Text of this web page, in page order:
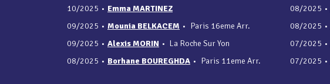
10/2025 • Emma MARTINEZ
09/2025 • Mounia BELKACEM • Paris 16eme Arr.
09/2025 • Alexis MORIN • La Roche Sur Yon
08/2025 • Borhane BOUREGHDA • Paris 11eme Arr.
08/2025 •
08/2025 •
07/2025 •
07/2025 •